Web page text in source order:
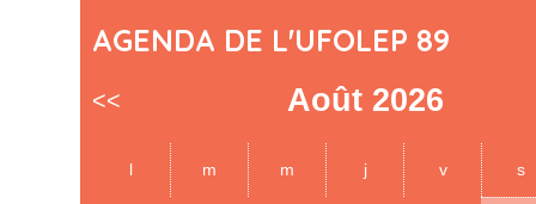
AGENDA DE L'UFOLEP 89
<< Août 2026
l m m j v s